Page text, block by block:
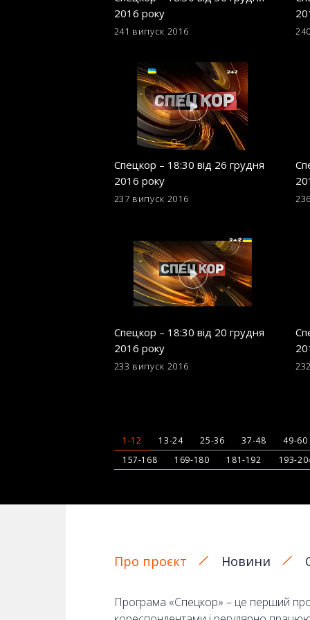
2016 року
241 випуск 2016
Спецкор – 18:30 від 26 грудня
2016 року
237 випуск 2016
Спецкор – 18:30 від 20 грудня
2016 року
233 випуск 2016
1-12 13-24 25-36 37-48 49-60
157-168
169-180 181-192 193-
Про проєкт Новини
Програма «Спецкор» – це перший